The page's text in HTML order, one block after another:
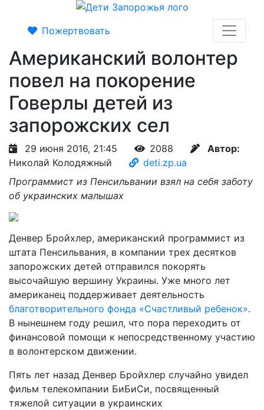
Пожертвовать
Американский волонтер
повел на покорение
Говерлы детей из
запорожских сел
29 июня 2016, 21:45 2088
Автор:
Николай Колодяжный
deti.zp.ua
Программист из Пенсильвании взял на себя заботу
об украинских малышах
Денвер Бройхлер, американский программист из
штата Пенсильвания, в компании трех десятков
запорожских детей отправился покорять
высочайшую вершину Украины. Уже много лет
американец поддерживает деятельность
благотворительного фонда «Счастливый ребенок».
В нынешнем году решил, что пора переходить от
финансовой помощи к непосредственному участию
в волонтерском движении.
Пять лет назад Денвер Бройхлер случайно увидел
фильм телекомпании БиБиСи, посвященный
тяжелой ситуации в украинских